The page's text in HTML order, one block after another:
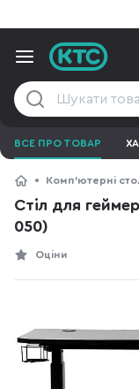
ВСЕ ПРО ТОВАР
Комп'ютерні
Стіл для
050)
Оціни